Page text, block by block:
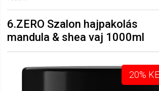
6.ZERO Szalon hajpakolás
mandula & shea vaj 1000ml
20%